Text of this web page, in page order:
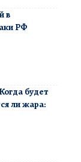
в
РФ
будет
ли жара: